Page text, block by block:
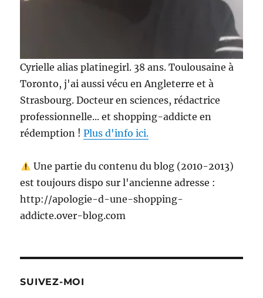
Cyrielle alias platinegirl. 38 ans. Toulousaine à
Toronto, j'ai aussi vécu en Angleterre et à
Strasbourg. Docteur en sciences, rédactrice
professionnelle... et shopping-addicte en
rédemption !Plus d'info ici.
Une partie du contenu du blog (2010-2013)
est toujours dispo sur l'ancienne adresse :
http://apologie-d-une-shopping-
addicte.over-blog.com
SUIVEZ-MOI